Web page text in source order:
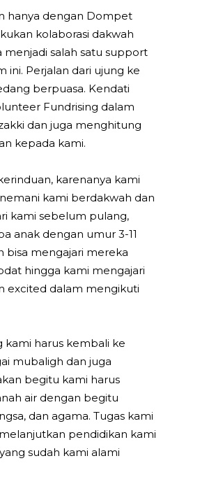
hanya dengan Dompet
kolaborasi dakwah
menjadi salah satu support
ini. Perjalan dari ujung ke
berpuasa. Kendati
Fundrising dalam
dan juga menghitung
kepada kami.
karenanya kami
kami berdakwah dan
kami sebelum pulang,
anak dengan umur 3-11
bisa mengajari mereka
hingga kami mengajari
excited dalam mengikuti
kami harus kembali ke
mubaligh dan juga
begitu kami harus
air dengan begitu
dan agama. Tugas kami
pendidikan kami
sudah kami alami